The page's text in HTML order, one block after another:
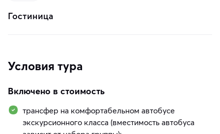
Гостиница
Условия тура
Включено в стоимость
трансфер на комфортабельном автобусе
экскурсионного класса (вместимость автобуса